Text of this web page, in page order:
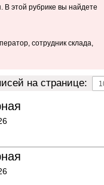
В этой рубрике вы найдете
сотрудник склада,
на странице: